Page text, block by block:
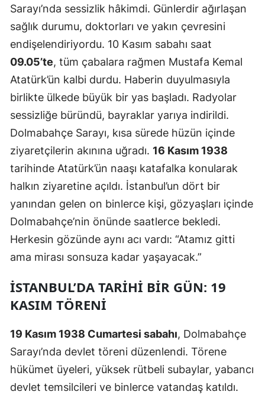
Isparta
Mersin
İstanbul
İzmir
Kars
Kastamonu
Kayseri
Kırklareli
Kırşehir
Kocaeli
Konya
Malatya
Kahramanmaraş
Mardin
Muğla
Sarayı’nda sessizlik hâkimdi. Günlerdir ağırlaşan
sağlık durumu, doktorları ve yakın çevresini
endişelendiriyordu. 10 Kasım sabahı saat
09.05’te, tüm çabalara rağmen Mustafa Kemal
Atatürk’ün kalbi durdu. Haberin duyulmasıyla
birlikte ülkede büyük bir yas başladı. Radyolar
sessizliğe büründü, bayraklar yarıya indirildi.
Dolmabahçe Sarayı, kısa sürede hüzün içinde
ziyaretçilerin akınına uğradı. 16 Kasım 1938
tarihinde Atatürk’ün naaşı katafalka konularak
halkın ziyaretine açıldı. İstanbul’un dört bir
yanından gelen on binlerce kişi, gözyaşları içinde
Dolmabahçe’nin önünde saatlerce bekledi.
Herkesin gözünde aynı acı vardı: “Atamız gitti
ama mirası sonsuza kadar yaşayacak.”
İSTANBUL’DA TARIHI BIR GÜN: 19
KASIM TÖRENI
19 Kasım 1938 Cumartesi sabahı, Dolmabahçe
Sarayı’nda devlet töreni düzenlendi. Törene
hükümet üyeleri, yüksek rütbeli subaylar, yabancı
devlet temsilcileri ve binlerce vatandaş katıldı.